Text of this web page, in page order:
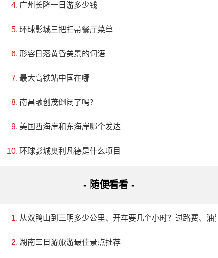
广州长隆一日游多少钱
环球影城三把扫帚餐厅菜单
形容日落黄昏美景的词语
最大高铁站中国在哪
南昌融创茂倒闭了吗？
美国西海岸和东海岸哪个发达
环球影城奥利凡德是什么项目
- 随便看看 -
从双鸭山到三明多少公里、开车要几个小时？过路费、油
湖南三日游旅游最佳景点推荐